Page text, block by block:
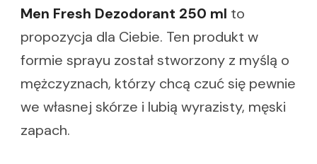
Men Fresh Dezodorant 250 ml to
propozycja dla Ciebie. Ten produkt w
formie sprayu został stworzony z myślą o
mężczyznach, którzy chcą czuć się pewnie
we własnej skórze i lubią wyrazisty, męski
zapach.